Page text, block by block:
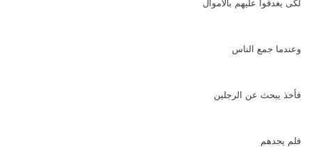
لكى يغدقوا عليهم بالأموال
وعندما جمع الناس
فأخذ يبحث عن الرجلين
فلم يجدهم